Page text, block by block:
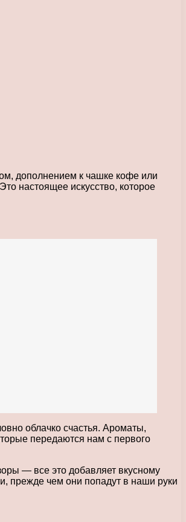
дополнением к чашке кофе или
настоящее искусство, которое
облачко счастья. Ароматы,
передаются нам с первого
— все это добавляет вкусному
прежде чем они попадут в наши руки